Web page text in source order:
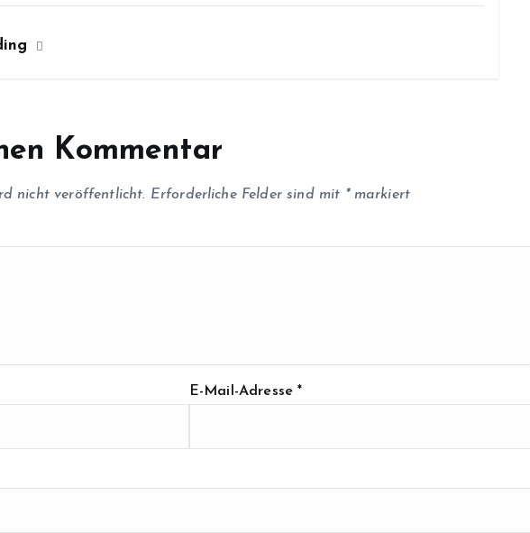
Kommentar
nicht veröffentlicht. Erforderliche Felder sind mit *markiert
E-Mail-Adresse*